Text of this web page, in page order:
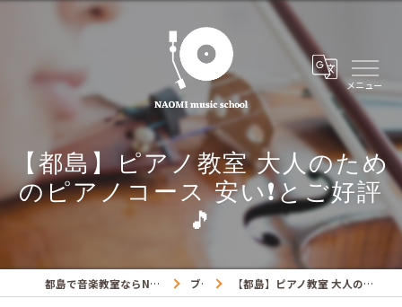
【都島】ピアノ教室 大人のため
のピアノコース 安い❗️とご好評
🎵
都島で音楽教室ならNAOMIミュージックスクール ブログ 【都島】ピアノ教室 大人のためのピアノコース 安い❗️とご好評🎵